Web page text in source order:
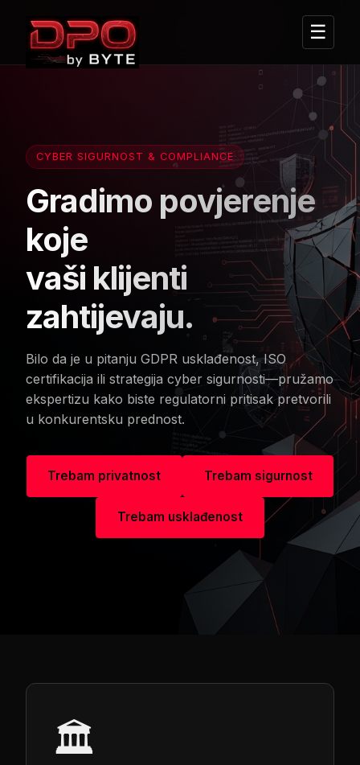
☰
CYBER SIGURNOST & COMPLIANCE
Gradimo povjerenje
koje
vaši klijenti
zahtijevaju.
Bilo da je u pitanju GDPR usklađenost, ISO
certifikacija ili strategija cyber sigurnosti—pružamo
ekspertizu kako biste regulatorni pritisak pretvorili
u konkurentsku prednost.
Trebam privatnost Trebam sigurnost
Trebam usklađenost
🏛️